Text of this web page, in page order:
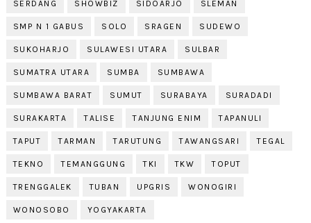
SERDANG SHOWBIZ SIDOARJO SLEMAN
SMP N 1 GABUS SOLO SRAGEN SUDEWO
SUKOHARJO SULAWESI UTARA SULBAR
SUMATRA UTARA SUMBA SUMBAWA
SUMBAWA BARAT SUMUT SURABAYA SURADADI
SURAKARTA TALISE TANJUNG ENIM TAPANULI
TAPUT TARMAN TARUTUNG TAWANGSARI TEGAL
TEKNO TEMANGGUNG TKI TKW TOPUT
TRENGGALEK TUBAN UPGRIS WONOGIRI
WONOSOBO YOGYAKARTA